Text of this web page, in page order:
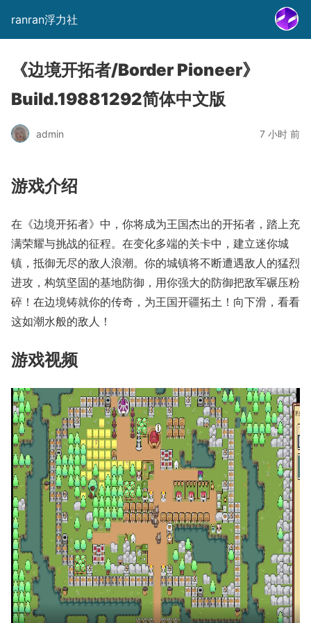
ranran浮力社
《边境开拓者/Border Pioneer》
Build.19881292简体中文版
admin 7 小时 前
游戏介绍
在《边境开拓者》中，你将成为王国杰出的开拓者，踏上充
满荣耀与挑战的征程。在变化多端的关卡中，建立迷你城
镇，抵御无尽的敌人浪潮。你的城镇将不断遭遇敌人的猛烈
进攻，构筑坚固的基地防御，用你强大的防御把敌军碾压粉
碎！在边境铸就你的传奇，为王国开疆拓土！向下滑，看看
这如潮水般的敌人！
游戏视频